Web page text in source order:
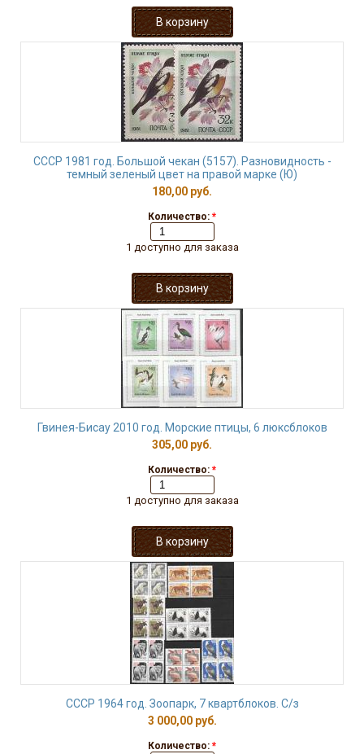
СССР 1981 год. Большой чекан (5157). Разновидность -
темный зеленый цвет на правой марке (Ю)
180,00 руб.
Количество: *
1 доступно для заказа
Гвинея-Бисау 2010 год. Морские птицы, 6 люксблоков
305,00 руб.
Количество: *
1 доступно для заказа
СССР 1964 год. Зоопарк, 7 квартблоков. С/з
3 000,00 руб.
Количество: *